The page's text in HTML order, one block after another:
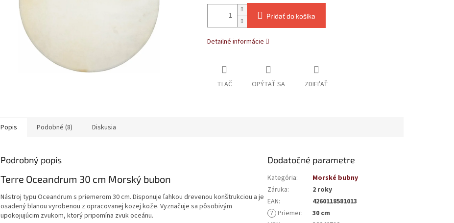
Pridať do košíka
Detailné informácie
TLAČ OPÝTAŤ SA ZDIEĽAŤ
Popis Podobné (8) Diskusia
Podrobný popis
Terre Oceandrum 30 cm Morský bubon
Nástroj typu Oceandrum s priemerom 30 cm. Disponuje ľahkou drevenou konštrukciou a je
osadený blanou vyrobenou z opracovanej kozej kože. Vyznačuje sa pôsobivým
upokojujúcim zvukom, ktorý pripomína zvuk oceánu.
Dodatočné parametre
Kategória:
Morské bubny
Záruka:
2 roky
EAN:
4260118581013
? Priemer:
30 cm